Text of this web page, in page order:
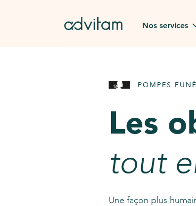
Nos services
Rapatriement à
Pierre tombale
AssistGPT
Nos services en
POMPES
Les
tout
Une façon plus